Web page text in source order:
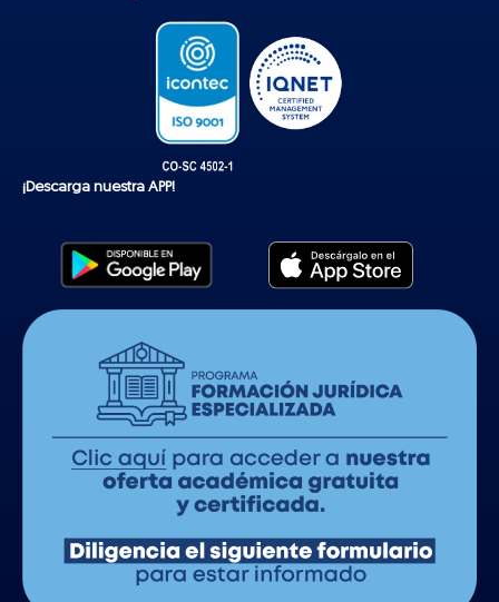
¡Descarga nuestra APP!